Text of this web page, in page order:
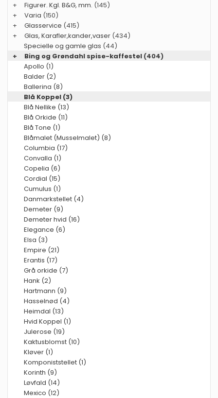
+
Figurer. Kgl. B&G, mm. (145)
+
Varia (150)
+
Glasservice (415)
+
Glas, Karafler,kander,vaser (434)
Specielle og gamle glas (44)
+
Bing og Grøndahl spise-kaffestel (404)
Apollo (1)
Balder (2)
Ballerina (8)
Blå Koppel (3)
Blå Nellike (13)
Blå Orkide (11)
Blå Tone (1)
Blåmalet (Musselmalet) (8)
Columbia (17)
Convalla (1)
Copelia (6)
Cordial (15)
Cumulus (1)
Danmarkstellet (4)
Demeter (9)
Demeter hvid (16)
Elegance (6)
Elsa (3)
Empire (21)
Erantis (17)
Grå orkide (7)
Hank (2)
Hartmann (9)
Hasselnød (4)
Heimdal (13)
Hvid Koppel (1)
Julerose (19)
Kaktusblomst (10)
Kløver (1)
Komponiststellet (1)
Korinth (9)
Løvfald (14)
Mexico (12)